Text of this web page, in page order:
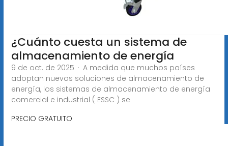
¿Cuánto cuesta un sistema de
almacenamiento de energía
9 de oct. de 2025 · A medida que muchos países
adoptan nuevas soluciones de almacenamiento de
energía, los sistemas de almacenamiento de energía
comercial e industrial ( ESSC ) se
PRECIO GRATUITO